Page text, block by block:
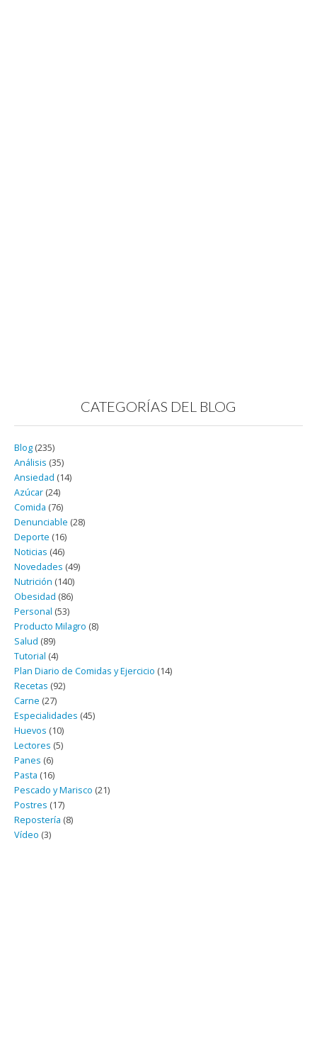
CATEGORÍAS DEL BLOG
Blog (235)
Análisis (35)
Ansiedad (14)
Azúcar (24)
Comida (76)
Denunciable (28)
Deporte (16)
Noticias (46)
Novedades (49)
Nutrición (140)
Obesidad (86)
Personal (53)
Producto Milagro (8)
Salud (89)
Tutorial (4)
Plan Diario de Comidas y Ejercicio (14)
Recetas (92)
Carne (27)
Especialidades (45)
Huevos (10)
Lectores (5)
Panes (6)
Pasta (16)
Pescado y Marisco (21)
Postres (17)
Repostería (8)
Vídeo (3)